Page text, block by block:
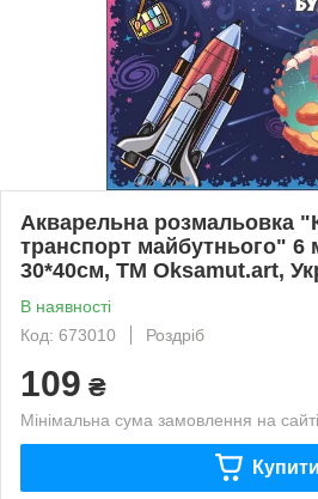
Акварельна розмальовка
транспорт майбутнього" 6
30*40см, ТМ Oksamut.art,
В наявності
Код: 673010
Роздріб
109 ₴
Мінімальна сума замовлення на
Купити